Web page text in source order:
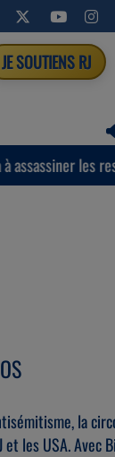
JE SOUTIENS RJ
les
la
et les USA. Avec